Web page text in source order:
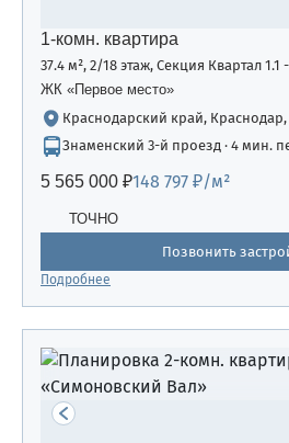
1-комн. квартира
37.4 м², 2/18 этаж, Секция Квартал 1.1
ЖК «Первое место»
Краснодарский край,
Знаменский 3-й проезд · 4 мин.
5 565 000 ₽148 797 ₽/м²
ТОЧНО
Позвонить
Подробнее